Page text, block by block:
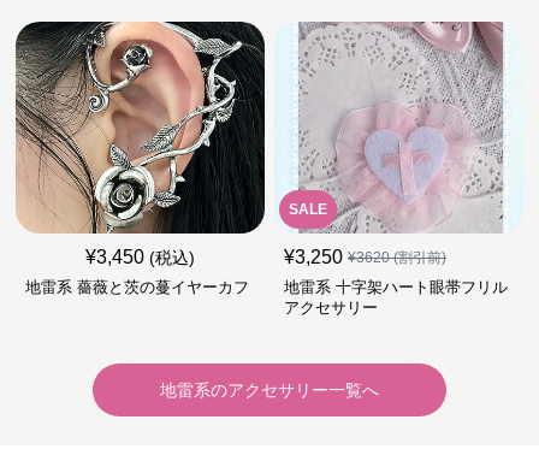
¥3,450 (税込)
地雷系 薔薇と茨の蔓イヤーカフ
SALE
¥3,250 ¥3620(割引前)
地雷系 十字架ハート眼帯フリル
アクセサリー
地雷系のアクセサリー一覧へ